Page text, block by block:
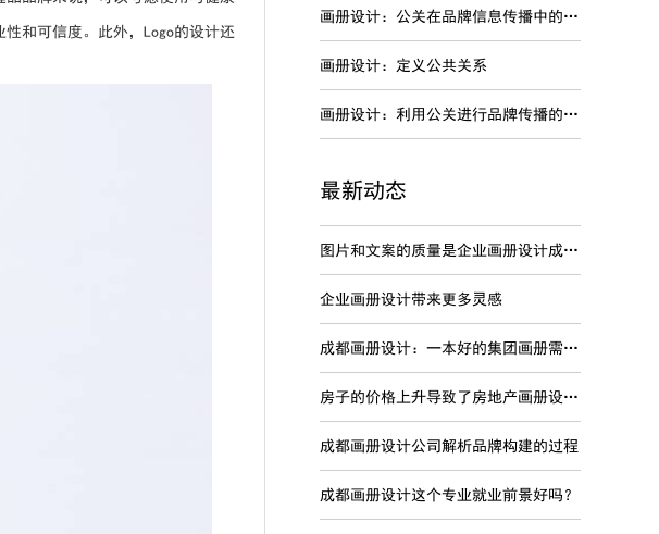
和可信度。此外，Logo的设计还
画册设计：公关在品牌信息传播中的特点
画册设计：定义公共关系
画册设计：利用公关进行品牌传播的劣势
最新动态
图片和文案的质量是企业画册设计成功关键
企业画册设计带来更多灵感
成都画册设计：一本好的集团画册需要内容准确
房子的价格上升导致了房地产画册设计变得非常的火爆吗？
成都画册设计公司解析品牌构建的过程
成都画册设计这个专业就业前景好吗？